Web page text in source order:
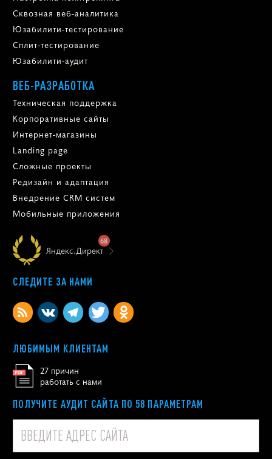
Сквозная веб-аналитика
Юзабилити-тестирование
Сплит-тестирование
Юзабилити-аудит
ВЕБ-РАЗРАБОТКА
Техническая поддержка
Корпоративные сайты
Интернет-магазины
Landing page
Сложные проекты
Редизайн и адаптация
Внедрение CRM систем
Мобильные приложения
Яндекс.Директ
68
СЛЕДИТЕ ЗА НАМИ
ЛЮБИМЫМ КЛИЕНТАМ
27 причин
работать с нами
ПОЛУЧИТЕ АУДИТ САЙТА ПО 58 ПАРАМЕТРАМ